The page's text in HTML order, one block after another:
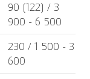
90 (122) / 3
900 - 6 500
230 / 1 500 - 3
600